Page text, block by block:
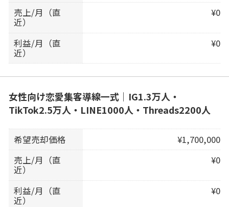
売上/月（直
近）
¥0
利益/月（直
近）
¥0
女性向け恋愛集客導線一式｜IG1.3万人・
TikTok2.5万人・LINE1000人・Threads2200人
希望売却価格
¥1,700,000
売上/月（直
近）
¥0
利益/月（直
近）
¥0